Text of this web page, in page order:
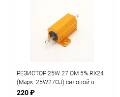
РЕЗИСТОР 25W 27 OM 5% RX24
(Марк. 25W27OJ) силовой в
алюминиевом корпусе
220 ₽